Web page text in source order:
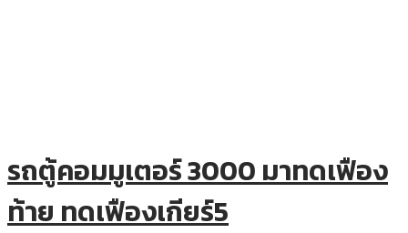
รถตู้คอมมูเตอร์ 3000 มาทดเฟือง
ท้าย ทดเฟืองเกียร์5